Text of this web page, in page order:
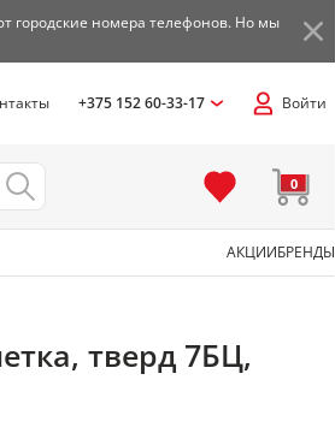
городские номера телефонов. Но мы
+375 152 60-33-17 Войти
0
АКЦИИБРЕНДЫ
тверд 7БЦ,